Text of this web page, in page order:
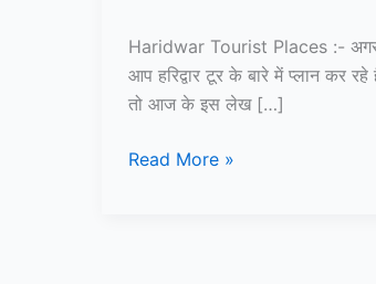
Haridwar Tourist Places :-
आप हरिद्वार टूर के बारे में प्लान कर रहे
तो आज के इस लेख […]
हरिद्वार
Read More »